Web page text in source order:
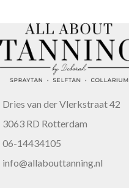
Dries van der Vlerkstraat 42
3063 RD Rotterdam
06-14434105
info@allabouttanning.nl